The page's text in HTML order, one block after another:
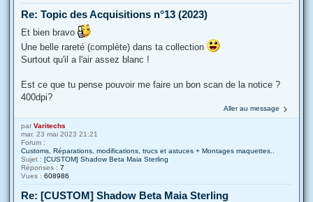
Re: Topic des Acquisitions n°13 (2023)
Et bien bravo
Une belle rareté (complète) dans ta collection
Surtout qu'il a l'air assez blanc !
Est ce que tu pense pouvoir me faire un bon scan de la notice ?
400dpi?
Aller au message
par Varitechs
mar. 23 mai 2023 21:21
Forum :
Customs, Réparations, modifications, trucs et astuces + Montages maquettes..
Sujet : [CUSTOM] Shadow Beta Maia Sterling
Réponses : 7
Vues : 608986
Re: [CUSTOM] Shadow Beta Maia Sterling